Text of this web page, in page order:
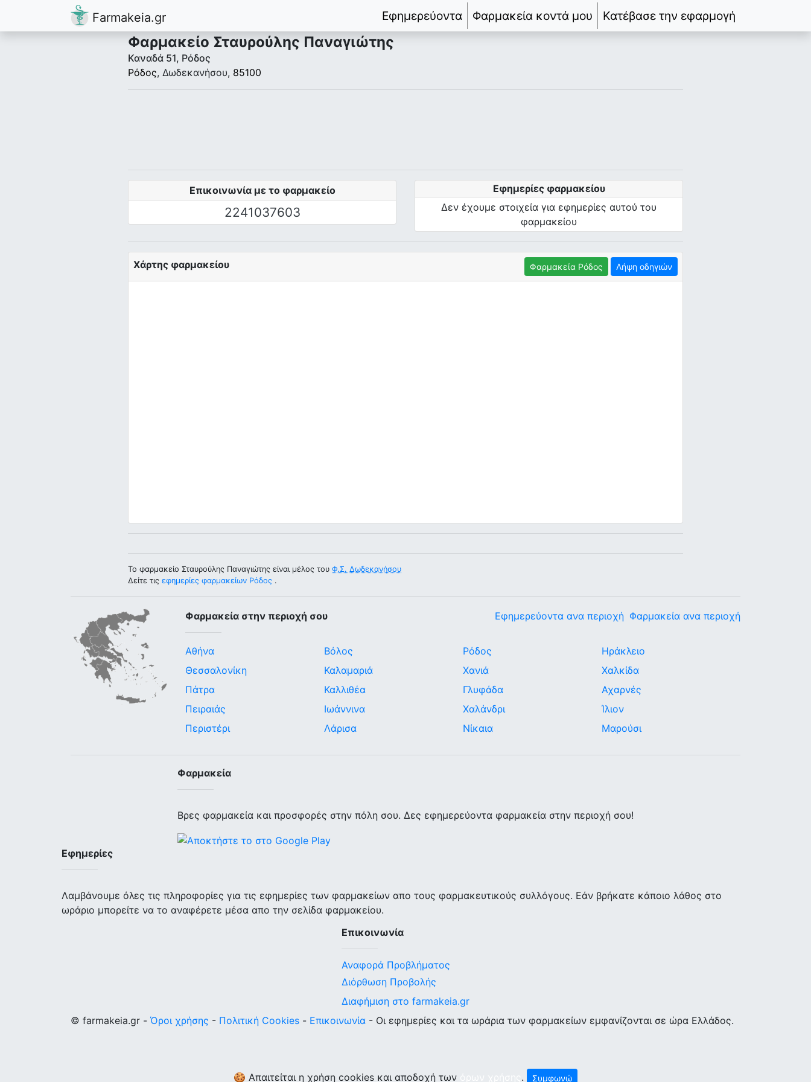
Farmakeia.gr Εφημερεύοντα Φαρμακεία κοντά μου Κατέβασε την εφαρμογή
Φαρμακείο Σταυρούλης Παναγιώτης
Καναδά 51, Ρόδος
Ρόδος, Δωδεκανήσου, 85100
Επικοινωνία με το φαρμακείο
2241037603
Εφημερίες φαρμακείου
Δεν έχουμε στοιχεία για εφημερίες αυτού του
φαρμακείου
Χάρτης φαρμακείου Φαρμακεία Ρόδος Λήψη οδηγιών
Το φαρμακείο Σταυρούλης Παναγιώτης είναι μέλος του Φ.Σ. Δωδεκανήσου
Δείτε τις εφημερίες φαρμακείων Ρόδος .
Φαρμακεία στην περιοχή σου Φαρμακεία ανα περιοχή
Εφημερεύοντα ανα περιοχή
Αθήνα
Θεσσαλονίκη
Πάτρα
Πειραιάς
Περιστέρι
Βόλος
Καλαμαριά
Καλλιθέα
Ιωάννινα
Λάρισα
Ρόδος
Χανιά
Γλυφάδα
Χαλάνδρι
Νίκαια
Ηράκλειο
Χαλκίδα
Αχαρνές
Ίλιον
Μαρούσι
Φαρμακεία
Βρες φαρμακεία και προσφορές στην πόλη σου. Δες εφημερεύοντα φαρμακεία στην περιοχή σου!
Εφημερίες
Λαμβάνουμε όλες τις πληροφορίες για τις εφημερίες των φαρμακείων απο τους φαρμακευτικούς συλλόγους. Εάν βρήκατε κάποιο λάθος στο
ωράριο μπορείτε να το αναφέρετε μέσα απο την σελίδα φαρμακείου.
Επικοινωνία
Αναφορά Προβλήματος
Διόρθωση Προβολής
Διαφήμιση στο farmakeia.gr
© farmakeia.gr - Όροι χρήσης - Πολιτική Cookies - Επικοινωνία - Οι εφημερίες και τα ωράρια των φαρμακείων εμφανίζονται σε ώρα Ελλάδος.
🍪 Απαιτείται η χρήση cookies και αποδοχή των . Συμφωνώ